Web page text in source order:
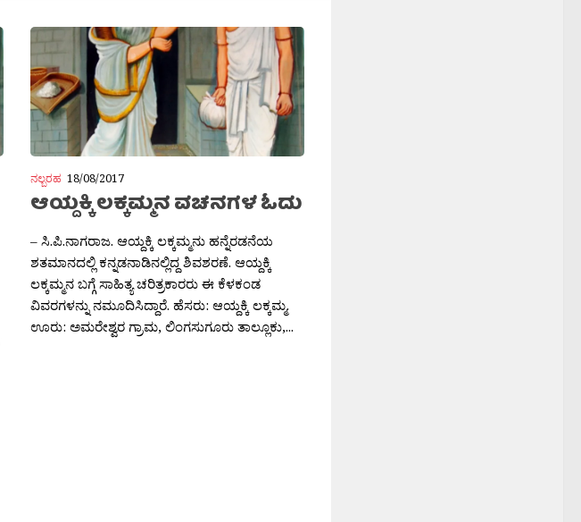
ನಲ್ಬರಹ 18/08/2017
ಆಯ್ದಕ್ಕಿ ಲಕ್ಕಮ್ಮನ ವಚನಗಳ ಓದು
– ಸಿ.ಪಿ.ನಾಗರಾಜ. ಆಯ್ದಕ್ಕಿ ಲಕ್ಕಮ್ಮನು ಹನ್ನೆರಡನೆಯ
ಶತಮಾನದಲ್ಲಿ ಕನ್ನಡನಾಡಿನಲ್ಲಿದ್ದ ಶಿವಶರಣೆ. ಆಯ್ದಕ್ಕಿ
ಲಕ್ಕಮ್ಮನ ಬಗ್ಗೆ ಸಾಹಿತ್ಯ ಚರಿತ್ರಕಾರರು ಈ ಕೆಳಕಂಡ
ವಿವರಗಳನ್ನು ನಮೂದಿಸಿದ್ದಾರೆ. ಹೆಸರು: ಆಯ್ದಕ್ಕಿ ಲಕ್ಕಮ್ಮ.
ಊರು: ಅಮರೇಶ್ವರ ಗ್ರಾಮ, ಲಿಂಗಸುಗೂರು ತಾಲ್ಲೂಕು,...